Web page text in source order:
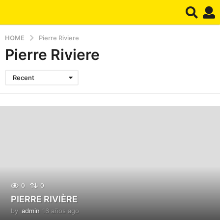
HOME Pierre Riviere
Pierre Riviere
Recent
0 0
PIERRE RIVIÈRE
by admin 16 años ago